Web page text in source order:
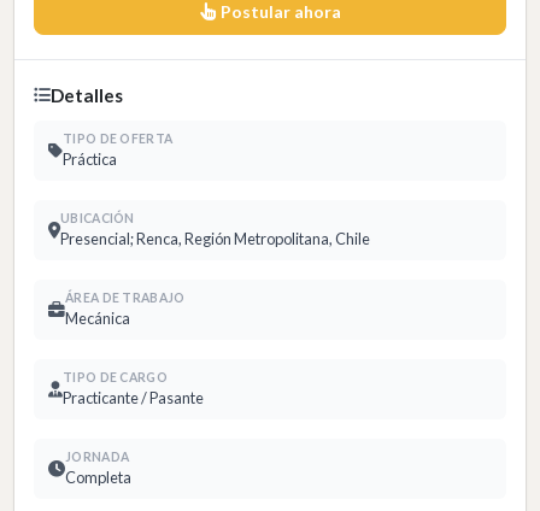
Postular ahora
Detalles
TIPO DE OFERTA
Práctica
UBICACIÓN
Presencial; Renca, Región Metropolitana, Chile
ÁREA DE TRABAJO
Mecánica
TIPO DE CARGO
Practicante / Pasante
JORNADA
Completa